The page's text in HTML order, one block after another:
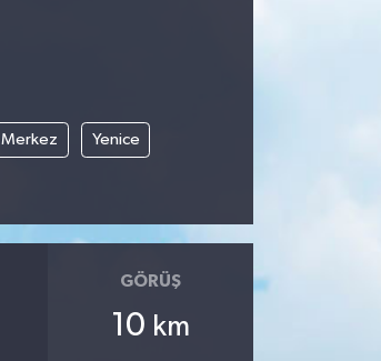
Merkez Yenice
GÖRÜŞ
10 km